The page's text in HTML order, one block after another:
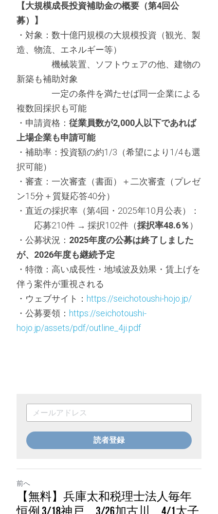
【大規模成長投資補助金の概要（第4回公
募）】
・対象：数十億円規模の大規模投資（観光、製
造、物流、エネルギー等）
機械装置、ソフトウェアの他、建物の
新築も補助対象
一定の条件を満たせば同一企業による
複数回採択も可能
・申請資格： 従業員数が2,000人以下であれば
上場企業も申請可能
・補助率：投資額の約1/3（希望により1/4も選
択可能）
・審査：一次審査（書面）＋二次審査（プレゼ
ン15分＋質疑応答40分）
・直近の採択率（第4回・2025年10月公表）：
応募210件 → 採択102件（採択率48.6％ ）
・公募状況： 2025年度の公募は終了しました
が、2026年度も継続予定
・特徴：高い成長性・地域波及効果・賃上げを
伴う案件が重視される
・ウェブサイト： https://seichotoushi-hojo.jp/
・公募要領： https://seichotoushi-
hojo.jp/assets/pdf/outline_4ji.pdf
読者登録
前へ
【無料】兵庫太和税理士法人毎年
恒例 3/18神戸 3/26加古川 4/1太子